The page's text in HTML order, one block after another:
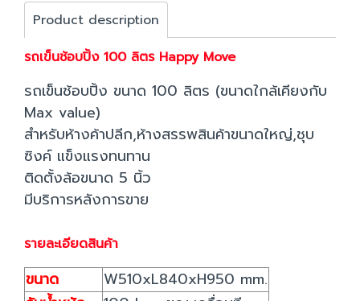
Product description
รถเข็นช้อบปิ้ง 100 ลิตร Happy Move
รถเข็นช้อบปิ้ง ขนาด 100 ลิตร (ขนาดใกล้เคียงกับ
Max value)
สำหรับห้างค้าปลีก,ห้างสรรพสินค้าขนาดใหญ่,ชุบ
ซิงค์ แข็งแรงทนทาน
ติดตั้งล้อขนาด 5 นิ้ว
มีบริการหลังการขาย
รายละเอียดสินค้า
ขนาด
W510xL840xH950 mm.